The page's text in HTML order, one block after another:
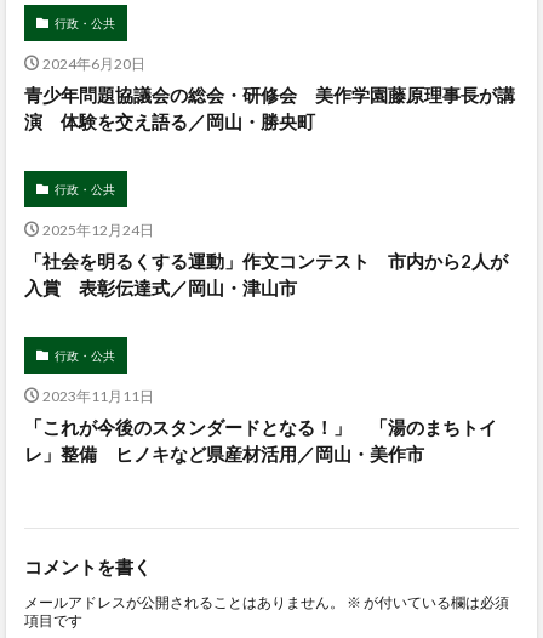
行政・公共
2024年6月20日
青少年問題協議会の総会・研修会 美作学園藤原理事長が講
演 体験を交え語る／岡山・勝央町
行政・公共
2025年12月24日
「社会を明るくする運動」作文コンテスト 市内から2人が
入賞 表彰伝達式／岡山・津山市
行政・公共
2023年11月11日
「これが今後のスタンダードとなる！」 「湯のまちトイ
レ」整備 ヒノキなど県産材活用／岡山・美作市
コメントを書く
メールアドレスが公開されることはありません。 ※ が付いている欄は必須
項目です